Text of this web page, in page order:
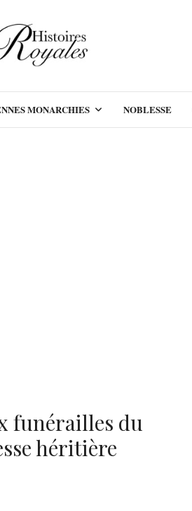
MONARCHIES NOBLESSE
funérailles du
héritière